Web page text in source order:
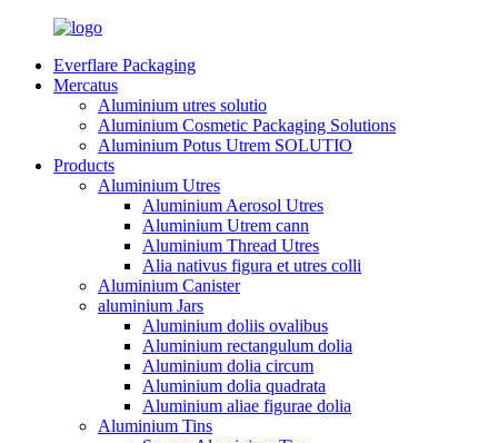
Everflare Packaging
Mercatus
Aluminium utres solutio
Aluminium Cosmetic Packaging Solutions
Aluminium Potus Utrem SOLUTIO
Products
Aluminium Utres
Aluminium Aerosol Utres
Aluminium Utrem cann
Aluminium Thread Utres
Alia nativus figura et utres colli
Aluminium Canister
aluminium Jars
Aluminium doliis ovalibus
Aluminium rectangulum dolia
Aluminium dolia circum
Aluminium dolia quadrata
Aluminium aliae figurae dolia
Aluminium Tins